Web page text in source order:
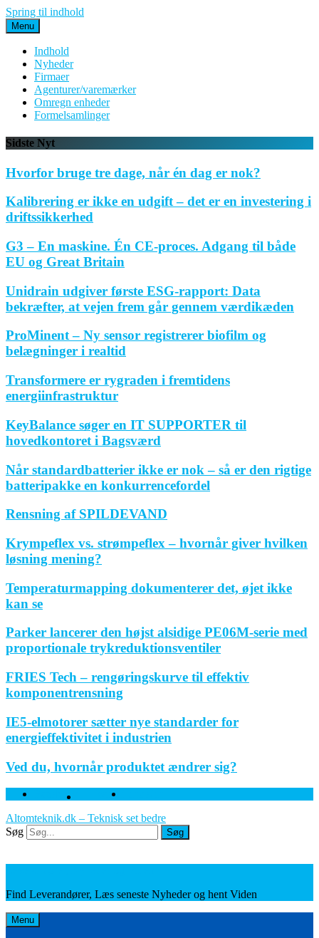
Spring til indhold
Menu
Indhold
Nyheder
Firmaer
Agenturer/varemærker
Omregn enheder
Formelsamlinger
Sidste Nyt
Hvorfor bruge tre dage, når én dag er nok?
Kalibrering er ikke en udgift – det er en investering i
driftssikkerhed
G3 – En maskine. Én CE-proces. Adgang til både
EU og Great Britain
Unidrain udgiver første ESG-rapport: Data
bekræfter, at vejen frem går gennem værdikæden
ProMinent – Ny sensor registrerer biofilm og
belægninger i realtid
Transformere er rygraden i fremtidens
energiinfrastruktur
KeyBalance søger en IT SUPPORTER til
hovedkontoret i Bagsværd
Når standardbatterier ikke er nok – så er den rigtige
batteripakke en konkurrencefordel
Rensning af SPILDEVAND
Krympeflex vs. strømpeflex – hvornår giver hvilken
løsning mening?
Temperaturmapping dokumenterer det, øjet ikke
kan se
Parker lancerer den højst alsidige PE06M-serie med
proportionale trykreduktionsventiler
FRIES Tech – rengøringskurve til effektiv
komponentrensning
IE5-elmotorer sætter nye standarder for
energieffektivitet i industrien
Ved du, hvornår produktet ændrer sig?
Facebook Twitter
Altomteknik.dk – Teknisk set bedre
Søg
Søg
Find Leverandører, Læs seneste Nyheder og hent Viden
Menu